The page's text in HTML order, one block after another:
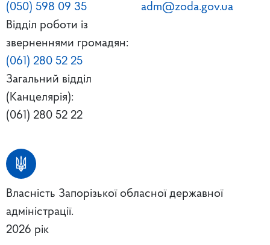
(050) 598 09 35
Відділ роботи із
зверненнями громадян:
(061) 280 52 25
Загальний відділ
(Канцелярія):
(061) 280 52 22
adm@zoda.gov.ua
Власність Запорізької обласної державної
адміністрації.
2026 рік